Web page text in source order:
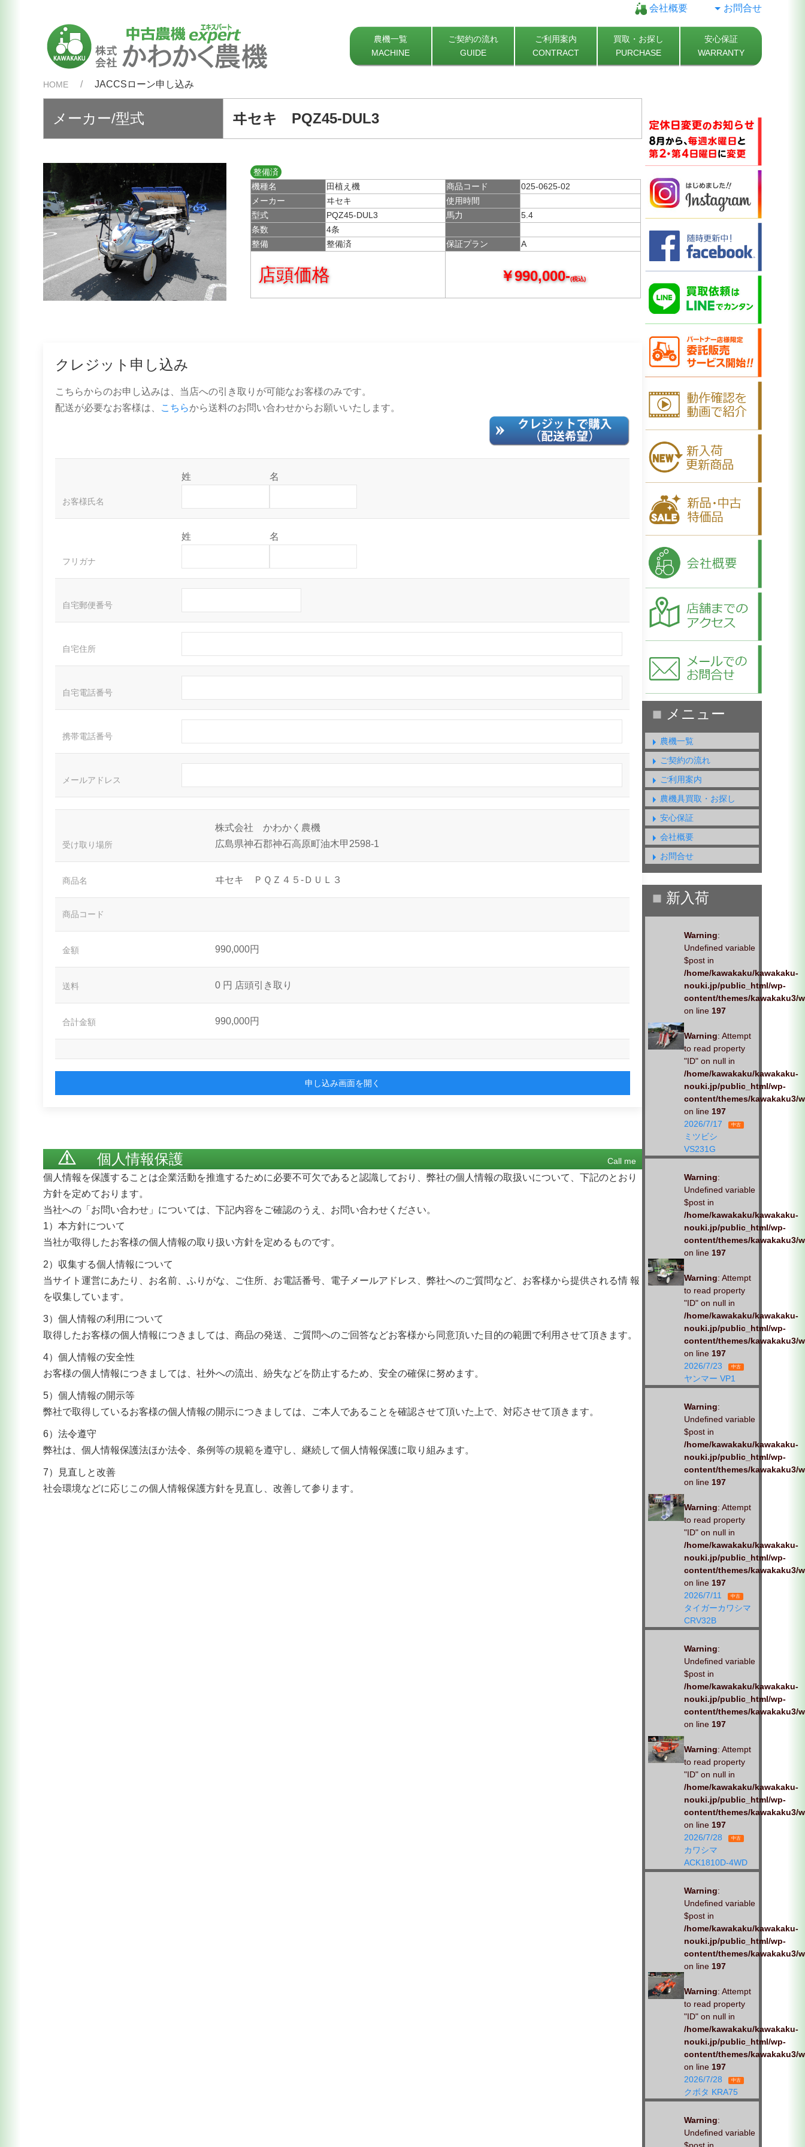
会社概要 お問合せ
農機一覧
MACHINE
ご契約の流れ
GUIDE
ご利用案内
CONTRACT
買取・お探し
PURCHASE
安心保証
WARRANTY
HOME JACCSローン申し込み
メーカー/型式 ヰセキ PQZ45-DUL3
整備済
機種名
田植え機 商品コード
025-0625-02
メーカー
ヰセキ
使用時間
型式
PQZ45-DUL3 馬力
5.4
条数
4条
整備
整備済 保証プラン A
店頭価格 ￥990,000-(税込)
クレジット申し込み
こちらからのお申し込みは、当店への引き取りが可能なお客様のみです。
配送が必要なお客様は、
こちらから送料のお問い合わせからお願いいたします。
お客様氏名
姓 名
フリガナ
姓 名
自宅郵便番号
自宅住所
自宅電話番号
携帯電話番号
メールアドレス
受け取り場所
株式会社 かわかく農機
広島県神石郡神石高原町油木甲2598-1
商品名 ヰセキ ＰＱＺ４５-ＤＵＬ３
商品コード
金額 990,000円
送料 0 円 店頭引き取り
合計金額 990,000円
申し込み画面を開く
個人情報保護 Call me
個人情報を保護することは企業活動を推進するために必要不可欠であると認識しており、弊社の個人情報の取扱いについて、下記のとおり
方針を定めております。
当社への「お問い合わせ」については、下記内容をご確認のうえ、お問い合わせください。
1）本方針について
当社が取得したお客様の個人情報の取り扱い方針を定めるものです。
2）収集する個人情報について
当サイト運営にあたり、お名前、ふりがな、ご住所、お電話番号、電子メールアドレス、弊社へのご質問など、お客様から提供される情 報
を収集しています。
3）個人情報の利用について
取得したお客様の個人情報につきましては、商品の発送、ご質問へのご回答などお客様から同意頂いた目的の範囲で利用させて頂きます。
4）個人情報の安全性
お客様の個人情報につきましては、社外への流出、紛失などを防止するため、安全の確保に努めます。
5）個人情報の開示等
弊社で取得しているお客様の個人情報の開示につきましては、ご本人であることを確認させて頂いた上で、対応させて頂きます。
6）法令遵守
弊社は、個人情報保護法ほか法令、条例等の規範を遵守し、継続して個人情報保護に取り組みます。
7）見直しと改善
社会環境などに応じこの個人情報保護方針を見直し、改善して参ります。
農機一覧
ご契約の流れ
ご利用案内
農機具買取・お探し
安心保証
会社概要
お問合せ
Warning:
Undefined variable
$post in
/home/kawakaku/kawakaku-
nouki.jp/public_html/wp-
content/themes/kawakaku3/
on line 197
Warning: Attempt
to read property
"ID" on null in
/home/kawakaku/kawakaku-
nouki.jp/public_html/wp-
content/themes/kawakaku3/
on line 197
2026/7/17
中古
ミツビシ
VS231G
Warning:
Undefined variable
$post in
/home/kawakaku/kawakaku-
nouki.jp/public_html/wp-
content/themes/kawakaku3/
on line 197
Warning: Attempt
to read property
"ID" on null in
/home/kawakaku/kawakaku-
nouki.jp/public_html/wp-
content/themes/kawakaku3/
on line 197
2026/7/23
中古
ヤンマー VP1
Warning:
Undefined variable
$post in
/home/kawakaku/kawakaku-
nouki.jp/public_html/wp-
content/themes/kawakaku3/
on line 197
Warning: Attempt
to read property
"ID" on null in
/home/kawakaku/kawakaku-
nouki.jp/public_html/wp-
content/themes/kawakaku3/
on line 197
2026/7/11
中古
タイガーカワシマ
CRV32B
Warning:
Undefined variable
$post in
/home/kawakaku/kawakaku-
nouki.jp/public_html/wp-
content/themes/kawakaku3/
on line 197
Warning: Attempt
to read property
"ID" on null in
/home/kawakaku/kawakaku-
nouki.jp/public_html/wp-
content/themes/kawakaku3/
on line 197
2026/7/28
中古
カワシマ
ACK1810D-4WD
Warning:
Undefined variable
$post in
/home/kawakaku/kawakaku-
nouki.jp/public_html/wp-
content/themes/kawakaku3/
on line 197
Warning: Attempt
to read property
"ID" on null in
/home/kawakaku/kawakaku-
nouki.jp/public_html/wp-
content/themes/kawakaku3/
on line 197
2026/7/28
中古
クボタ KRA75
Warning:
Undefined variable